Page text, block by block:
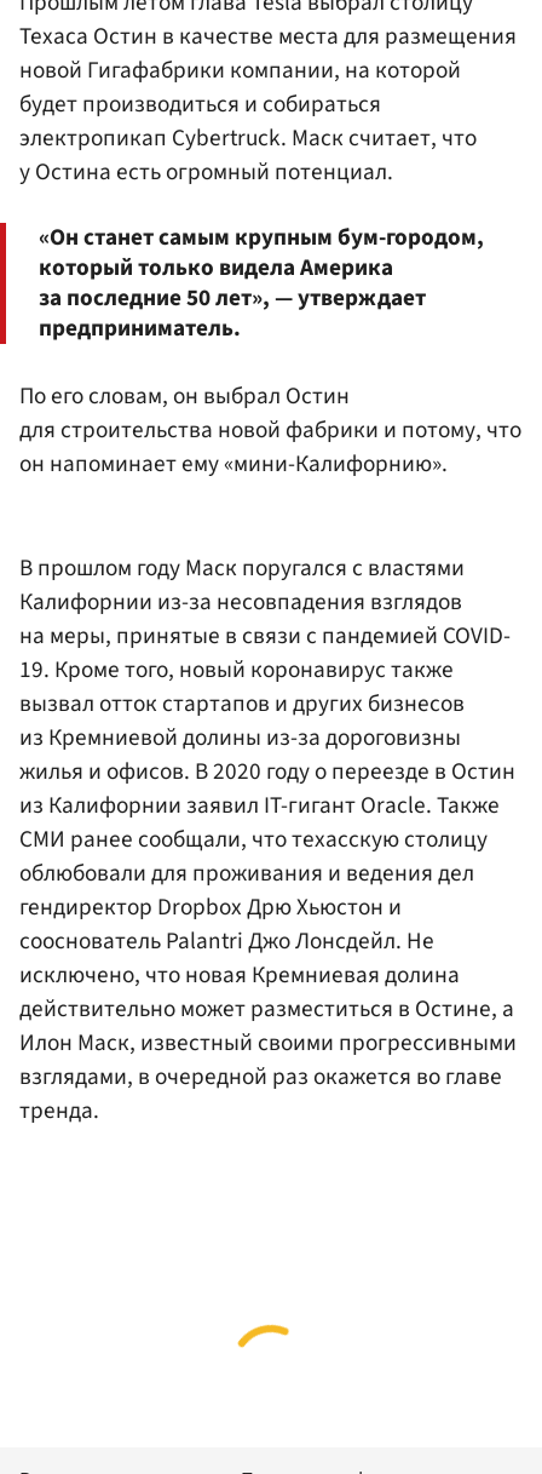
Техаса Остин в качестве места для размещения
новой Гигафабрики компании, на которой
будет производиться и собираться
электропикап Cybertruck. Маск считает, что
у Остина есть огромный потенциал.
«Он станет самым крупным бум-городом,
который только видела Америка
за последние 50 лет», — утверждает
предприниматель.
По его словам, он выбрал Остин
для строительства новой фабрики и потому, что
он напоминает ему «мини-Калифорнию».
В прошлом году Маск поругался с властями
Калифорнии из-за несовпадения взглядов
на меры, принятые в связи с пандемией COVID-
19. Кроме того, новый коронавирус также
вызвал отток стартапов и других бизнесов
из Кремниевой долины из-за дороговизны
жилья и офисов. В 2020 году о переезде в Остин
из Калифорнии заявил IT-гигант Oracle. Также
СМИ ранее сообщали, что техасскую столицу
облюбовали для проживания и ведения дел
гендиректор Dropbox Дрю Хьюстон и
сооснователь Palantri Джо Лонсдейл. Не
исключено, что новая Кремниевая долина
действительно может разместиться в Остине, а
Илон Маск, известный своими прогрессивными
взглядами, в очередной раз окажется во главе
тренда.